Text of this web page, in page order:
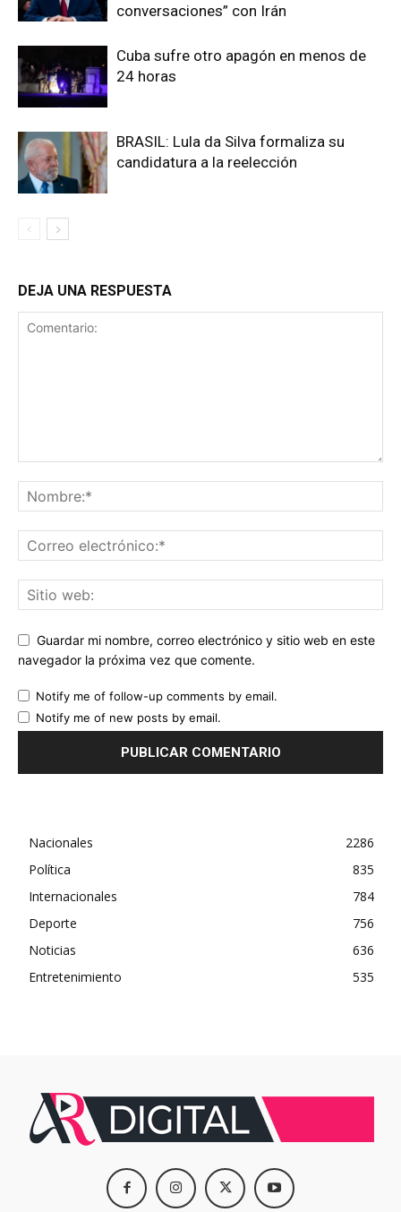
conversaciones” con Irán
Cuba sufre otro apagón en menos de
24 horas
BRASIL: Lula da Silva formaliza su
candidatura a la reelección
DEJA UNA RESPUESTA
Guardar mi nombre, correo electrónico y sitio web en este
navegador la próxima vez que comente.
Notify me of follow-up comments by email.
Notify me of new posts by email.
Nacionales
2286
Política
835
Internacionales
784
Deporte
756
Noticias
636
Entretenimiento
535